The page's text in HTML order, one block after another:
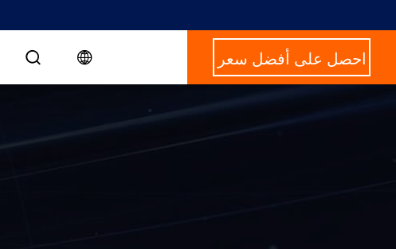
احصل على أفضل سعر